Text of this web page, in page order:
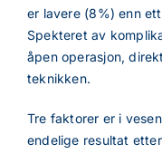
er lavere (8%) enn
Spekteret av
åpen operasjon,
teknikken.
Tre faktorer er i
endelige resultat